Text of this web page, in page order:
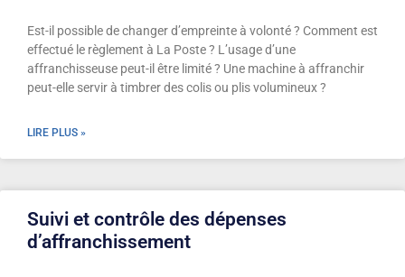
Est-il possible de changer d’empreinte à volonté ? Comment est
effectué le règlement à La Poste ? L’usage d’une
affranchisseuse peut-il être limité ? Une machine à affranchir
peut-elle servir à timbrer des colis ou plis volumineux ?
LIRE PLUS »
Suivi et contrôle des dépenses
d’affranchissement